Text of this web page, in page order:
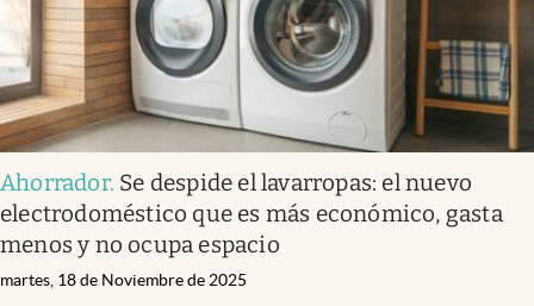
Ahorrador. Se despide el lavarropas: el nuevo
electrodoméstico que es más económico, gasta
menos y no ocupa espacio
martes, 18 de Noviembre de 2025